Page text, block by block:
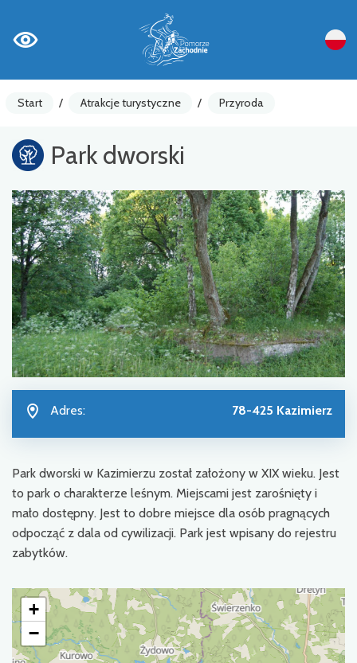
Start / Atrakcje turystyczne / Przyroda
Park dworski
Adres: 78-425 Kazimierz
Park dworski w Kazimierzu został założony w XIX wieku. Jest
to park o charakterze leśnym. Miejscami jest zarośnięty i
mało dostępny. Jest to dobre miejsce dla osób pragnących
odpocząć z dala od cywilizacji. Park jest wpisany do rejestru
zabytków.
+
−